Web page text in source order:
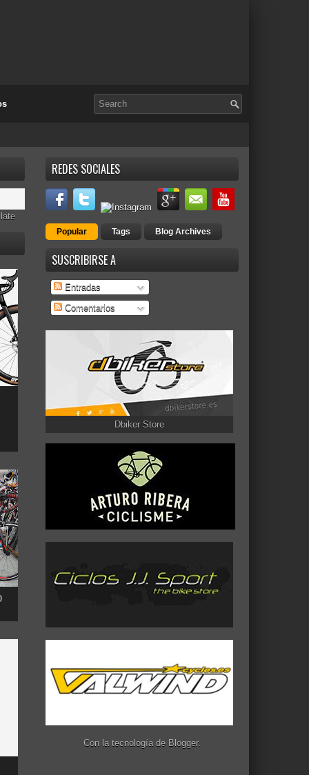
REDES SOCIALES
Popular Tags Blog Archives
SUSCRIBIRSE A
Entradas
Comentarios
Dbiker Store
Con la tecnología de Blogger.